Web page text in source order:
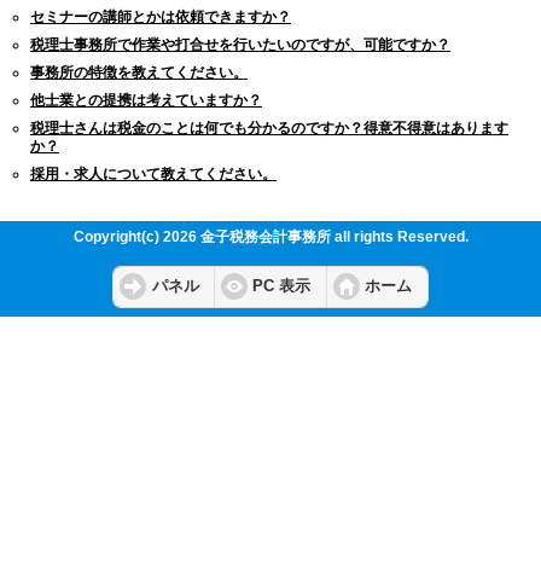
セミナーの講師とかは依頼できますか？
税理士事務所で作業や打合せを行いたいのですが、可能ですか？
事務所の特徴を教えてください。
他士業との提携は考えていますか？
税理士さんは税金のことは何でも分かるのですか？得意不得意はあります
か？
採用・求人について教えてください。
Copyright(c) 2026 金子税務会計事務所 all rights Reserved.
パネル PC 表示 ホーム